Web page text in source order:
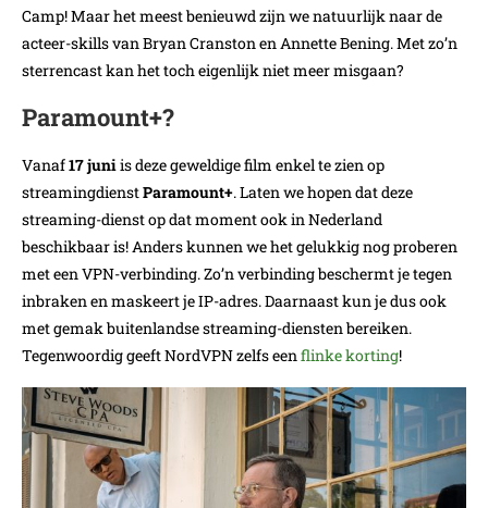
Camp! Maar het meest benieuwd zijn we natuurlijk naar de
acteer-skills van Bryan Cranston en Annette Bening. Met zo’n
sterrencast kan het toch eigenlijk niet meer misgaan?
Paramount+?
Vanaf17 juni is deze geweldige film enkel te zien op
streamingdienstParamount+. Laten we hopen dat deze
streaming-dienst op dat moment ook in Nederland
beschikbaar is! Anders kunnen we het gelukkig nog proberen
met een VPN-verbinding. Zo’n verbinding beschermt je tegen
inbraken en maskeert je IP-adres. Daarnaast kun je dus ook
met gemak buitenlandse streaming-diensten bereiken.
Tegenwoordig geeft NordVPN zelfs een flinke korting!